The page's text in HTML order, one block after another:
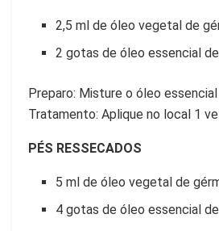
2,5 ml de óleo vegetal de
2 gotas de óleo essencial
Preparo: Misture o óleo
Tratamento: Aplique no local 1
PÉS RESSECADOS
5 ml de óleo vegetal de
4 gotas de óleo essencial